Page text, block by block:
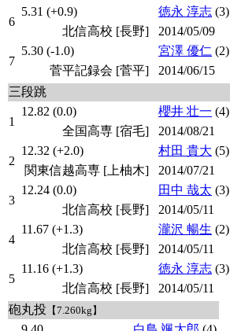
6
5.31 (+0.9) 徳永 淳志 (3)
北信高校 [長野]
2014/05/09
7
5.30 (-1.0) 宮澤 優仁 (2)
菅平記録会 [菅平]
2014/06/15
三段跳
1
12.82 (0.0) 櫻井 壮一 (4)
全国高専 [宿毛]
2014/08/21
2
12.32 (+2.0) 村田 貴大 (5)
関東信越高専 [上柚木]
2014/07/21
3
12.24 (0.0) 田中 哉太 (3)
北信高校 [長野]
2014/05/11
4
11.67 (+1.3) 瀧沢 暢生 (2)
北信高校 [長野]
2014/05/11
5
11.16 (+1.3) 徳永 淳志 (3)
北信高校 [長野]
2014/05/11
砲丸投 【7.260kg】